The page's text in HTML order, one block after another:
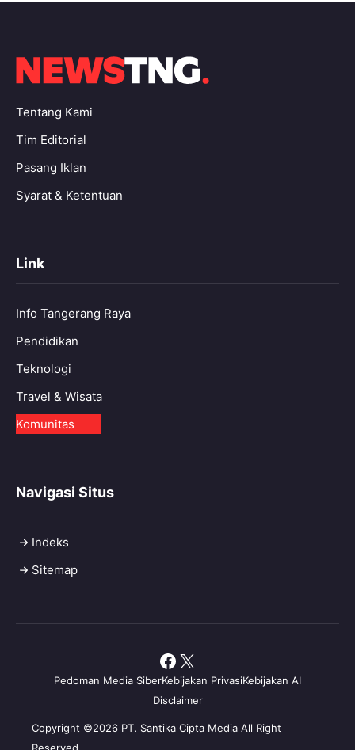
Tentang Kami
Tim Editorial
Pasang Iklan
Syarat & Ketentuan
Link
Info Tangerang Raya
Pendidikan
Teknologi
Travel & Wisata
Komunitas
Navigasi Situs
Indeks
Sitemap
Copyright ©2026 PT. Santika Cipta Media All Right
Pedoman Media SiberKebijakan PrivasiKebijakan AI
Disclaimer
Facebook
X